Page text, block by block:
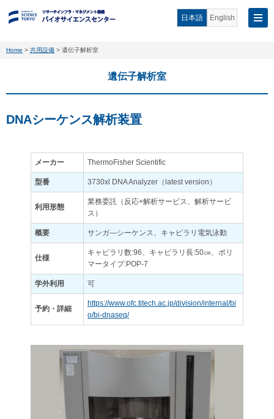
日本語 English
Home > 共用設備 > 遺伝子解析室
遺伝子解析室
DNAシーケンス解析装置
メーカー ThermoFisher Scientific
型番 3730xl DNA Analyzer（latest version）
利用形態
業務委託（反応+解析サービス、解析サービ
ス）
概要 サンガ―シーケンス、キャピラリ電気泳動
仕様
キャピラリ数:96、キャピラリ長:50㎝、ポリ
マータイプ:POP-7
学外利用 可
予約・詳細
https://www.ofc.titech.ac.jp/division/internal/bi
o/bi-dnaseq/